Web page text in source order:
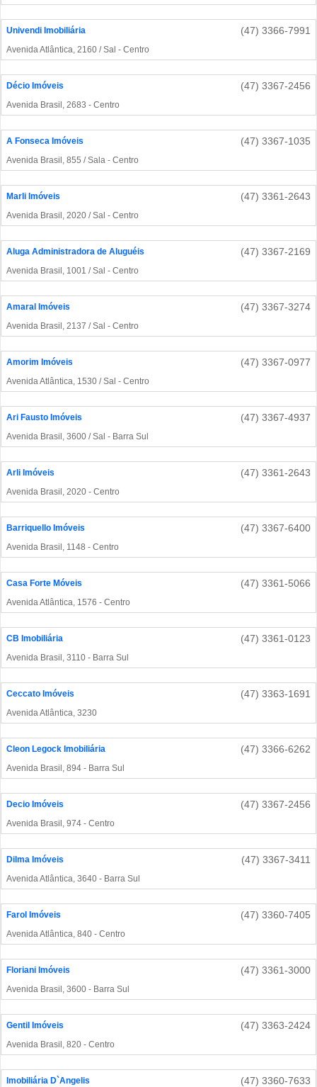
Univendi Imobiliária (47) 3366-7991
Avenida Atlântica, 2160 / Sal - Centro
Décio Imóveis (47) 3367-2456
Avenida Brasil, 2683 - Centro
A Fonseca Imóveis (47) 3367-1035
Avenida Brasil, 855 / Sala - Centro
Marli Imóveis (47) 3361-2643
Avenida Brasil, 2020 / Sal - Centro
Aluga Administradora de Aluguéis (47) 3367-2169
Avenida Brasil, 1001 / Sal - Centro
Amaral Imóveis (47) 3367-3274
Avenida Brasil, 2137 / Sal - Centro
Amorim Imóveis (47) 3367-0977
Avenida Atlântica, 1530 / Sal - Centro
Ari Fausto Imóveis (47) 3367-4937
Avenida Brasil, 3600 / Sal - Barra Sul
Arli Imóveis (47) 3361-2643
Avenida Brasil, 2020 - Centro
Barriquello Imóveis (47) 3367-6400
Avenida Brasil, 1148 - Centro
Casa Forte Móveis (47) 3361-5066
Avenida Atlântica, 1576 - Centro
CB Imobiliária (47) 3361-0123
Avenida Brasil, 3110 - Barra Sul
Ceccato Imóveis (47) 3363-1691
Avenida Atlântica, 3230
Cleon Legock Imobiliária (47) 3366-6262
Avenida Brasil, 894 - Barra Sul
Decio Imóveis (47) 3367-2456
Avenida Brasil, 974 - Centro
Dilma Imóveis (47) 3367-3411
Avenida Atlântica, 3640 - Barra Sul
Farol Imóveis (47) 3360-7405
Avenida Atlântica, 840 - Centro
Floriani Imóveis (47) 3361-3000
Avenida Brasil, 3600 - Barra Sul
Gentil Imóveis (47) 3363-2424
Avenida Brasil, 820 - Centro
Imobiliária D`Angelis (47) 3360-7633